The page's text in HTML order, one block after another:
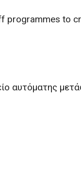
programmes to
αυτόματης